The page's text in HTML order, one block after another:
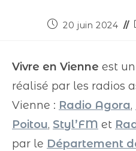
20 juin 2024
Vivre en Vienne est
réalisé par les radios
Vienne : Radio Agora,
Poitou, Styl’FM et
par le Département